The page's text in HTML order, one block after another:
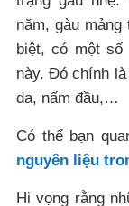
năm, gàu
biệt, có một số
này. Đó chính
da, nấm đầu,…
Có thể bạn
nguyên liệu
Hi vọng rằng